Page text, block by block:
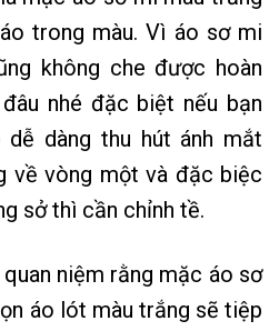
trong màu. Vì áo sơ mi
không che được hoàn
nhé đặc biệt nếu bạn
dàng thu hút ánh mắt
về vòng một và đặc biệc
sở thì cần chỉnh tề.
niệm rằng mặc áo sơ
áo lót màu trắng sẽ tiệp